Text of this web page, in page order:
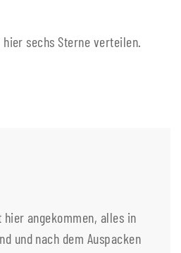
sechs Sterne verteilen.
angekommen, alles in
und nach dem Auspacken